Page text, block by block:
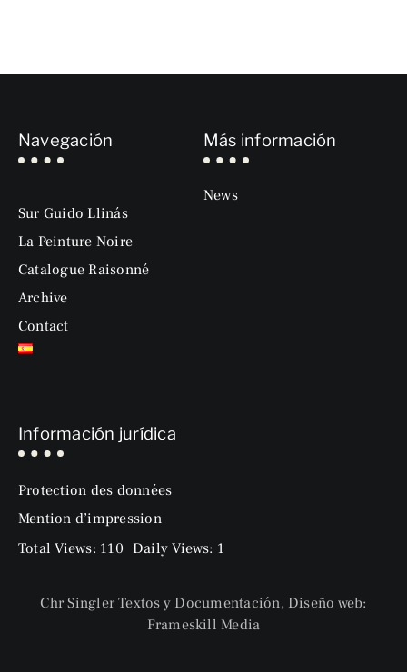
Navegación
Sur Guido Llinás
La Peinture Noire
Catalogue Raisonné
Archive
Contact
Más información
News
Información jurídica
Protection des données
Mention d’impression
Total Views: 110 Daily Views: 1
Chr Singler Textos y Documentación, Diseño web:
Frameskill Media